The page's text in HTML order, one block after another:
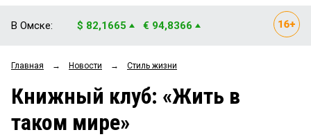
ОБЩЕСТВО
ЗАКОН
НОВОСТИ КОМПАНИЙ
Рейтинги
В Омске: $ 82,1665 € 94,8366
Главная → Новости → Стиль жизни
Книжный клуб: «Жить в
таком мире»